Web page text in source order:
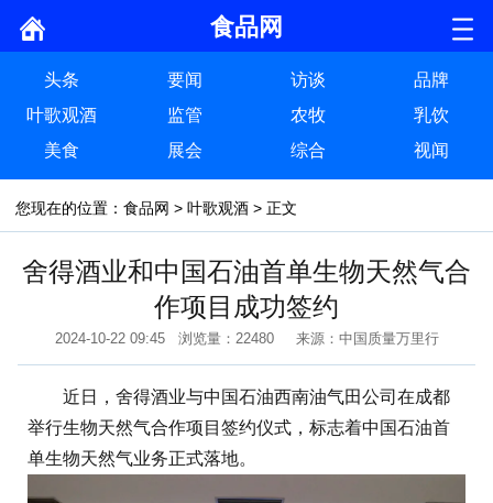
食品网
头条 要闻 访谈
品牌
叶歌观酒
监管 农牧
乳饮
美食
展会 综合 视闻
您现在的位置： 食品网 > 叶歌观酒 > 正文
舍得酒业和中国石油首单生物天然气合
作项目成功签约
2024-10-22 09:45 浏览量：22480 来源：中国质量万里行
近日，舍得酒业与中国石油西南油气田公司在成都
举行生物天然气合作项目签约仪式，标志着中国石油首
单生物天然气业务正式落地。